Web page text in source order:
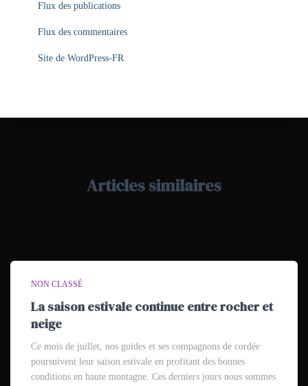
Flux des publications
Flux des commentaires
Site de WordPress-FR
Articles similaires
NON CLASSÉ
La saison estivale continue entre rocher et
neige
Ce mois de juillet, nos guides et ses compagnons de cordée
poursuivent leur saison estivale en profitant des bonnes
conditions en haute montagne. Ces derniers jours nous sommes